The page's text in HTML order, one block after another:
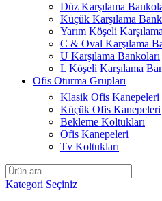
Düz Karşılama
Küçük Karşılama
Yarım Köşeli
C & Oval Karşılama
U Karşılama Bankoları
L Köşeli Karşılama
Ofis Oturma Grupları
Klasik Ofis Kanepeleri
Küçük Ofis Kanepeleri
Bekleme Koltukları
Ofis Kanepeleri
Tv Koltukları
Kategori Seçiniz